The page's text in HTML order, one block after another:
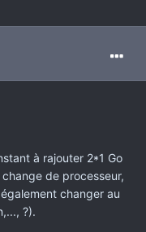
à rajouter 2*1 Go
de processeur,
changer au
?).